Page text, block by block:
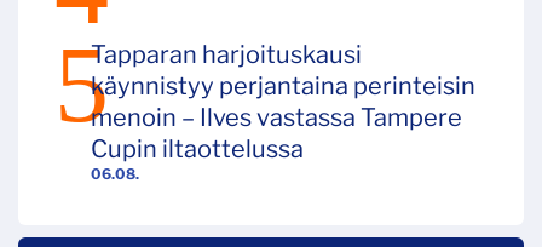
06.08.
Tapparan harjoituskausi
käynnistyy perjantaina perinteisin
menoin – Ilves vastassa Tampere
Cupin iltaottelussa